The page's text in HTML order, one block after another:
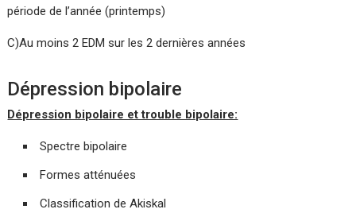
période de l’année (printemps)
C)Au moins 2 EDM sur les 2 dernières années
Dépression bipolaire
Dépression bipolaire et trouble bipolaire:
Spectre bipolaire
Formes atténuées
Classification de Akiskal